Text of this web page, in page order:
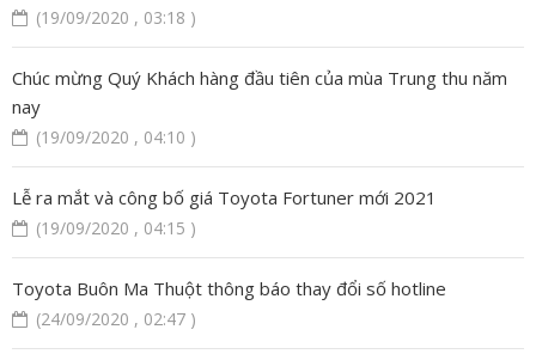
(19/09/2020 , 03:18 )
Chúc mừng Quý Khách hàng đầu tiên của mùa Trung thu năm
nay
(19/09/2020 , 04:10 )
Lễ ra mắt và công bố giá Toyota Fortuner mới 2021
(19/09/2020 , 04:15 )
Toyota Buôn Ma Thuột thông báo thay đổi số hotline
(24/09/2020 , 02:47 )